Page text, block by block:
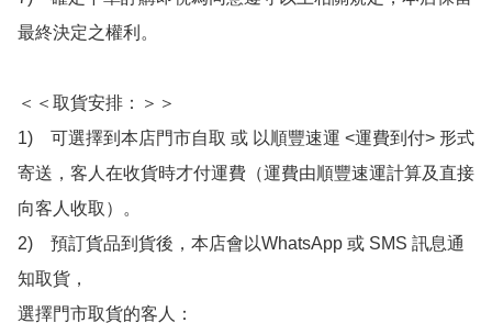
最終決定之權利。
＜＜取貨安排：＞＞
1)　可選擇到本店門市自取 或 以順豐速運 <運費到付> 形式
寄送，客人在收貨時才付運費（運費由順豐速運計算及直接
向客人收取）。
2)　預訂貨品到貨後，本店會以WhatsApp 或 SMS 訊息通
知取貨，
選擇門市取貨的客人：